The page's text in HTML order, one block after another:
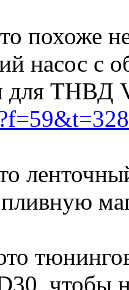
похоже
насос с
для ТНВД
чтобы